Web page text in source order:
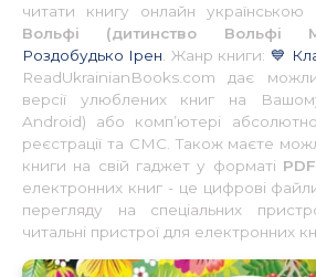
читати книгу онлайн
Вольфі (дитинство Вольфі
Роздобудько Ірен . Жанр книги: 💙
ReadUkrainianBooks.com дає
версії улюблених книг на
Android) або комп’ютері
реєстрації та СМС. Також маєте
книги на свій гаджет у форматі
електронних книг - це цифрові
перегляду на спеціальних
читальні пристрої для електронних